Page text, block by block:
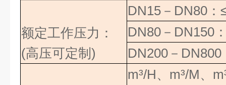
额定工作压力：
(高压可定制)
DN15 － DN80 ：
DN80 － DN150
DN200 － DN800
m³/H、 m³/M、